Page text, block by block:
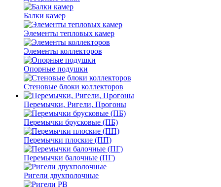
Балки камер
Элементы тепловых камер
Элементы коллекторов
Опорные подушки
Стеновые блоки коллекторов
Перемычки, Ригели, Прогоны
Перемычки брусковые (ПБ)
Перемычки плоские (ПП)
Перемычки балочные (ПГ)
Ригели двухполочные